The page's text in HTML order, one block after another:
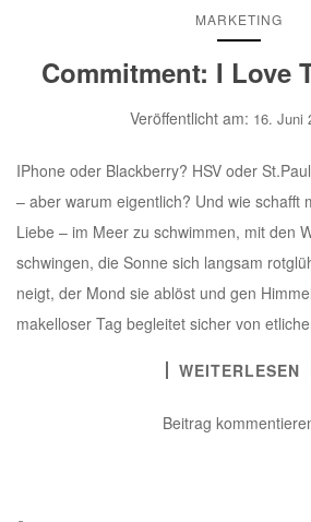
MARKETING
Commitment: I Love
Veröffentlicht am: 16. Juni
IPhone oder Blackberry? HSV oder
– aber warum eigentlich? Und wie schafft
Liebe – im Meer zu schwimmen, mit den
schwingen, die Sonne sich langsam
neigt, der Mond sie ablöst und gen
makelloser Tag begleitet sicher von
WEITERLESEN
Beitrag